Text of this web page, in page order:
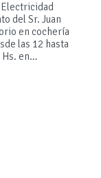
Electricidad
del Sr. Juan
en cochería
las 12 hasta
Hs. en…